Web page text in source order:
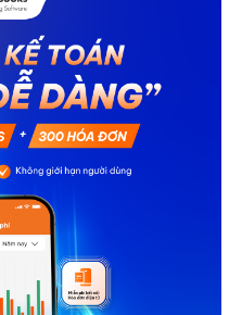
thuế của bạn. Kế